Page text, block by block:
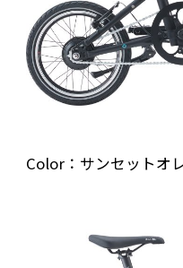
Color：サンセットオ